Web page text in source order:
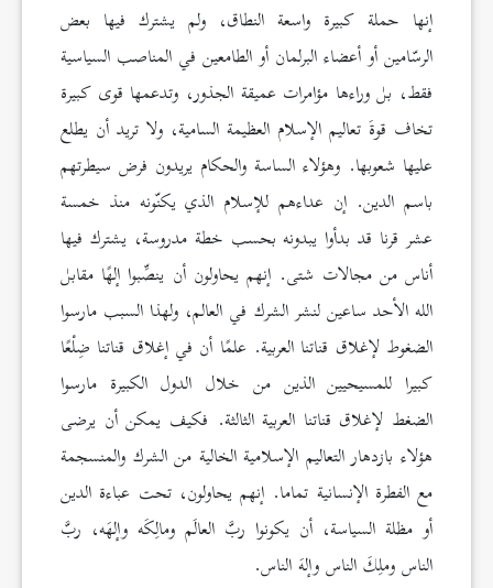
إنها حملة كبيرة واسعة النطاق، ولم يشترك فيها بعض
الرسّامين أو أعضاء البرلمان أو الطامعين في المناصب السياسية
فقط، بل وراءها مؤامرات عميقة الجذور، وتدعمها قوى كبيرة
تخاف قوةَ تعاليم الإسلام العظيمة السامية، ولا تريد أن يطلع
عليها شعوبها. وهؤلاء الساسة والحكام يريدون فرض سيطرتهم
باسم الدين. إن عداءهم للإسلام الذي يكنّونه منذ خمسة
عشر قرنا قد بدأوا يبدونه بحسب خطة مدروسة، يشترك فيها
أناس من مجالات شتى. إنهم يحاولون أن ينصِّبوا إلهًا مقابل
الله الأحد ساعين لنشر الشرك في العالم، ولهذا السبب مارسوا
الضغوط لإغلاق قناتنا العربية. علمًا أن في إغلاق قناتنا ضِلْعًا
كبيرا للمسيحيين الذين من خلال الدول الكبيرة مارسوا
الضغط لإغلاق قناتنا العربية الثالثة. فكيف يمكن أن يرضى
هؤلاء بازدهار التعاليم الإسلامية الخالية من الشرك والمنسجمة
مع الفطرة الإنسانية تماما. إنهم يحاولون، تحت عباءة الدين
أو مظلة السياسة، أن يكونوا ربَّ العالَم ومالِكَه وإلهَه، ربَّ
الناس وملِكَ الناس وإلهَ الناس.